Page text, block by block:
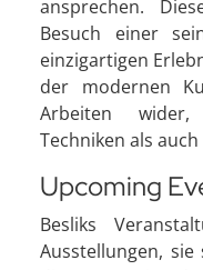
ansprechen.
Besuch einer
einzigartigen
der modernen
Arbeiten
Techniken als
Upcoming
Besliks
Ausstellungen,